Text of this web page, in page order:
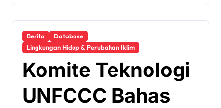
Berita
Database
Lingkungan Hidup & Perubahan Iklim
Komite Teknologi
UNFCCC Bahas